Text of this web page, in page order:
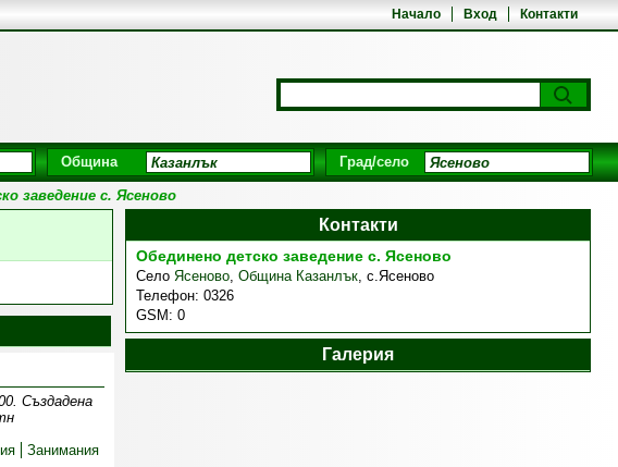
Начало Вход Контакти
Община Град/село
заведение с. Ясеново
Контакти
Обединено детско заведение с. Ясеново
Село Ясеново, Община Казанлък, с.Ясеново
Телефон: 0326
GSM: 0
Галерия
Създадена
Занимания